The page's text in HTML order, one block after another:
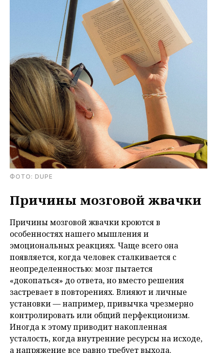
ФОТО: DUPE
Причины мозговой жвачки
Причины мозговой жвачки кроются в
особенностях нашего мышления и
эмоциональных реакциях. Чаще всего она
появляется, когда человек сталкивается с
неопределенностью: мозг пытается
«докопаться» до ответа, но вместо решения
застревает в повторениях. Влияют и личные
установки — например, привычка чрезмерно
контролировать или общий перфекционизм.
Иногда к этому приводит накопленная
усталость, когда внутренние ресурсы на исходе,
а напряжение все равно требует выхода.